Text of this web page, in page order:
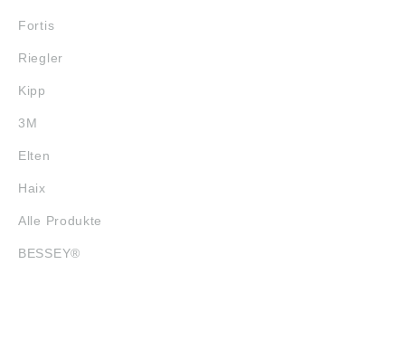
Fortis
Riegler
Kipp
3M
Elten
Haix
Alle Produkte
BESSEY®